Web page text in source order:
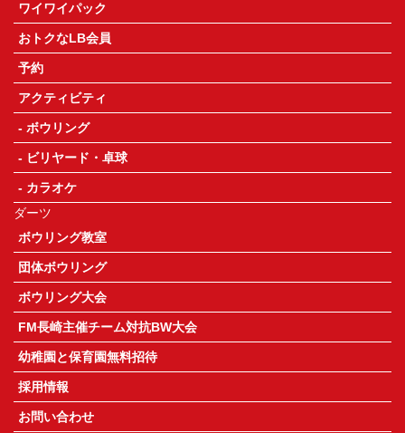
ワイワイパック
おトクなLB会員
予約
アクティビティ
ボウリング
ビリヤード・卓球
カラオケ
ダーツ
ボウリング教室
団体ボウリング
ボウリング大会
FM長崎主催チーム対抗BW大会
幼稚園と保育園無料招待
採用情報
お問い合わせ